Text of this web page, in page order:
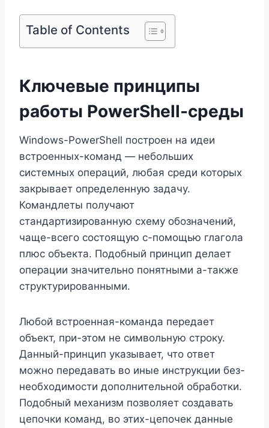
Table of Contents
Ключевые принципы
работы PowerShell-среды
Windows-PowerShell построен на идеи
встроенных-команд — небольших
системных операций, любая среди которых
закрывает определенную задачу.
Командлеты получают
стандартизированную схему обозначений,
чаще-всего состоящую с-помощью глагола
плюс объекта. Подобный принцип делает
операции значительно понятными а-также
структурированными.
Любой встроенная-команда передает
объект, при-этом не символьную строку.
Данный-принцип указывает, что ответ
можно передавать во иные инструкции без-
необходимости дополнительной обработки.
Подобный механизм позволяет создавать
цепочки команд, во этих-цепочек данные